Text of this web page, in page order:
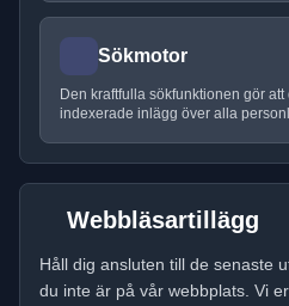
Sökmotor
Den kraftfulla sökfunktionen gör
indexerade inlägg över alla
Webbläsartillägg
Håll dig ansluten till de senaste
du inte är på vår webbplats. Vi